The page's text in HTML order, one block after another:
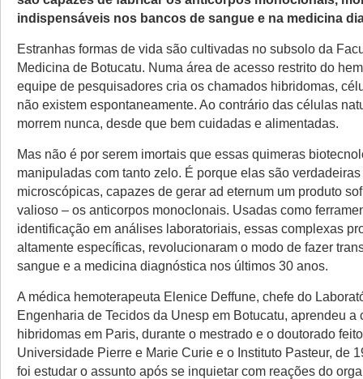
indispensáveis nos bancos de sangue e na medicina
Estranhas formas de vida são cultivadas no subsolo da
Medicina de Botucatu. Numa área de acesso restrito do
equipe de pesquisadores cria os chamados hibridomas,
não existem espontaneamente. Ao contrário das células
morrem nunca, desde que bem cuidadas e alimentadas.
Mas não é por serem imortais que essas quimeras
manipuladas com tanto zelo. É porque elas são
microscópicas, capazes de gerar ad eternum um produto
valioso – os anticorpos monoclonais. Usadas como
identificação em análises laboratoriais, essas complexas
altamente específicas, revolucionaram o modo de fazer
sangue e a medicina diagnóstica nos últimos 30 anos.
A médica hemoterapeuta Elenice Deffune, chefe do
Engenharia de Tecidos da Unesp em Botucatu, aprendeu a
hibridomas em Paris, durante o mestrado e o doutorado
Universidade Pierre e Marie Curie e o Instituto Pasteur, de
foi estudar o assunto após se inquietar com reações do